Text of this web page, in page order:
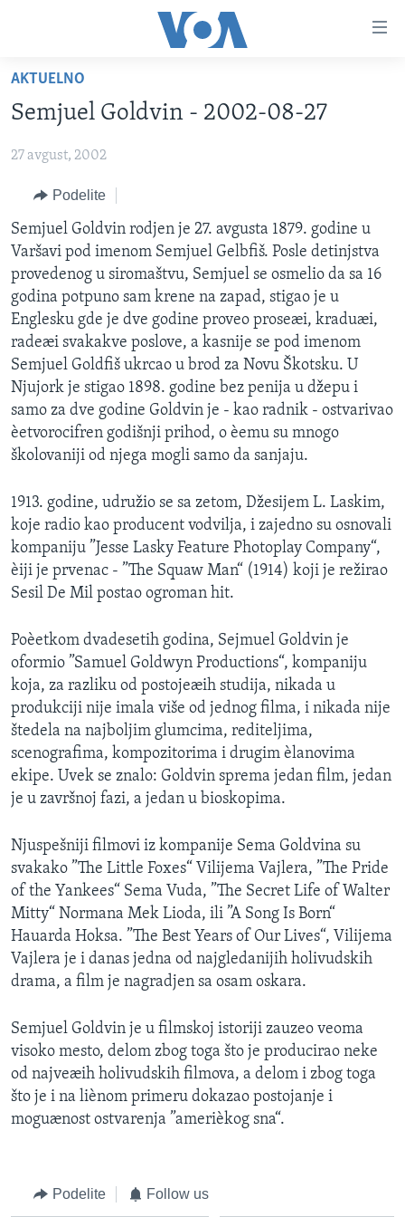
glavni
sadržaj
na
navigaciju
Idi
na
pretragu
NASLOVNA
RUBRIKE
AMERIKA
BALKAN
GLOBALNE TEME
EKONOMIJA
NAUKA I TEHNOLOGIJA
MEDICINA
KULTURA
DRUŠTVO
SPORT
INTERVJU
TV PROGRAM
OTVORENI STUDIO
IZ AMERIKE
Learning English
PRATITE NAS
Jezici
AKTUELNO
Semjuel Goldvin - 2002-08-27
27 avgust, 2002
Podelite
Semjuel Goldvin rodjen je 27. avgusta 1879. godine u
Varšavi pod imenom Semjuel Gelbfiš. Posle detinjstva
provedenog u siromaštvu, Semjuel se osmelio da sa 16
godina potpuno sam krene na zapad, stigao je u
Englesku gde je dve godine proveo proseæi, kraduæi,
radeæi svakakve poslove, a kasnije se pod imenom
Semjuel Goldfiš ukrcao u brod za Novu Škotsku. U
Njujork je stigao 1898. godine bez penija u džepu i
samo za dve godine Goldvin je - kao radnik - ostvarivao
èetvorocifren godišnji prihod, o èemu su mnogo
školovaniji od njega mogli samo da sanjaju.
1913. godine, udružio se sa zetom, Džesijem L. Laskim,
koje radio kao producent vodvilja, i zajedno su osnovali
kompaniju ”Jesse Lasky Feature Photoplay Company“,
èiji je prvenac - ”The Squaw Man“ (1914) koji je režirao
Sesil De Mil postao ogroman hit.
Poèetkom dvadesetih godina, Sejmuel Goldvin je
oformio ”Samuel Goldwyn Productions“, kompaniju
koja, za razliku od postojeæih studija, nikada u
produkciji nije imala više od jednog filma, i nikada nije
štedela na najboljim glumcima, rediteljima,
scenografima, kompozitorima i drugim èlanovima
ekipe. Uvek se znalo: Goldvin sprema jedan film, jedan
je u završnoj fazi, a jedan u bioskopima.
Njuspešniji filmovi iz kompanije Sema Goldvina su
svakako ”The Little Foxes“ Vilijema Vajlera, ”The Pride
of the Yankees“ Sema Vuda, ”The Secret Life of Walter
Mitty“ Normana Mek Lioda, ili ”A Song Is Born“
Hauarda Hoksa. ”The Best Years of Our Lives“, Vilijema
Vajlera je i danas jedna od najgledanijih holivudskih
drama, a film je nagradjen sa osam oskara.
Semjuel Goldvin je u filmskoj istoriji zauzeo veoma
visoko mesto, delom zbog toga što je producirao neke
od najveæih holivudskih filmova, a delom i zbog toga
što je i na liènom primeru dokazao postojanje i
moguænost ostvarenja ”amerièkog sna“.
Podelite Follow us